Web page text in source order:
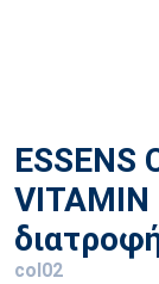
ESSENS
col02